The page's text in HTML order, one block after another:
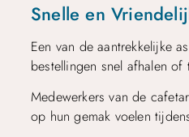
Snelle en
Een van de aantrekkelijke
bestellingen snel afhalen
Medewerkers van de
op hun gemak voelen